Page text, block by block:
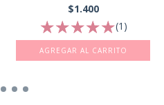
$1.400
(1)